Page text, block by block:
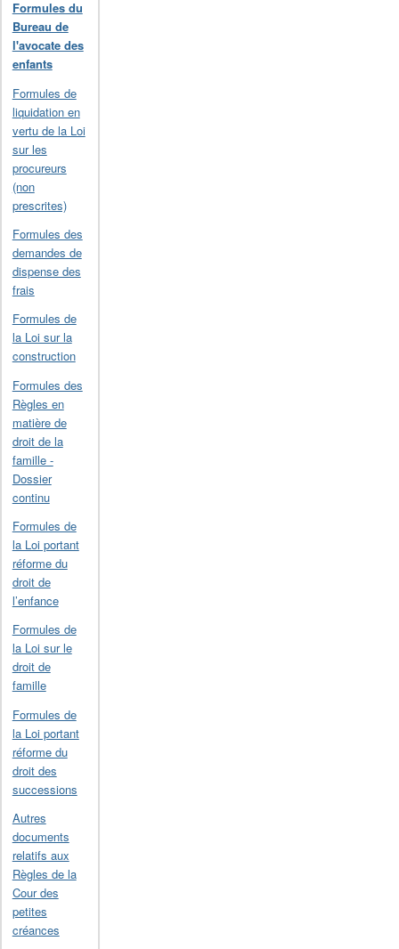
Formules du
Bureau de
l'avocate des
enfants
Formules de
liquidation en
vertu de la Loi
sur les
procureurs
(non
prescrites)
Formules des
demandes de
dispense des
frais
Formules de
la Loi sur la
construction
Formules des
Règles en
matière de
droit de la
famille -
Dossier
continu
Formules de
la Loi portant
réforme du
droit de
l’enfance
Formules de
la Loi sur le
droit de
famille
Formules de
la Loi portant
réforme du
droit des
successions
Autres
documents
relatifs aux
Règles de la
Cour des
petites
créances